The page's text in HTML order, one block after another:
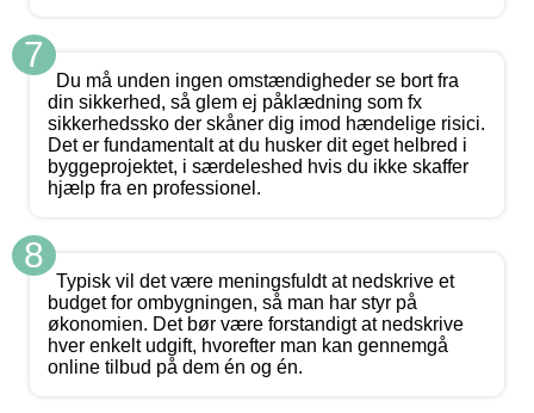
7
Du må unden ingen omstændigheder se bort fra
din sikkerhed, så glem ej påklædning som fx
sikkerhedssko der skåner dig imod hændelige risici.
Det er fundamentalt at du husker dit eget helbred i
byggeprojektet, i særdeleshed hvis du ikke skaffer
hjælp fra en professionel.
8
Typisk vil det være meningsfuldt at nedskrive et
budget for ombygningen, så man har styr på
økonomien. Det bør være forstandigt at nedskrive
hver enkelt udgift, hvorefter man kan gennemgå
online tilbud på dem én og én.